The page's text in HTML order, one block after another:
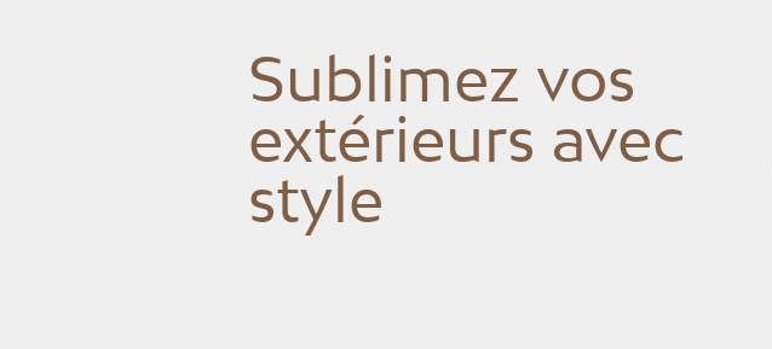
Créatif Bois /
Mobiliers &
Sublimez vos
extérieurs avec
style